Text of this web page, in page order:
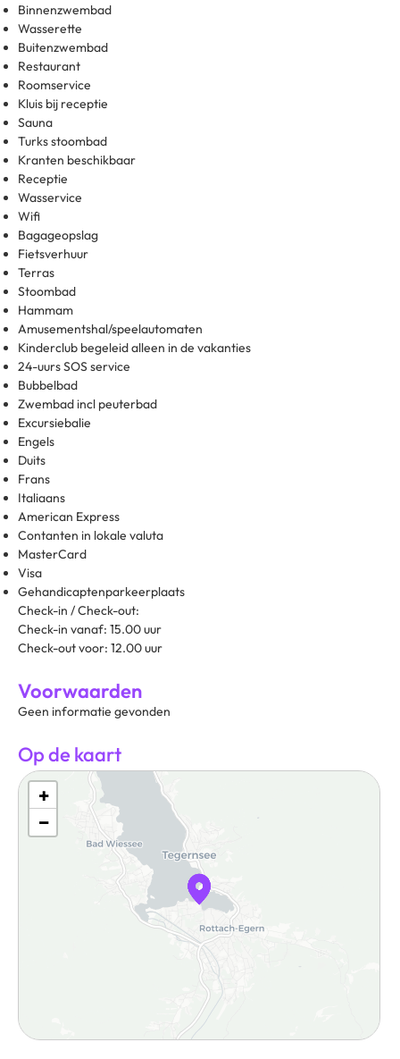
Binnenzwembad
Wasserette
Buitenzwembad
Restaurant
Roomservice
Kluis bij receptie
Sauna
Turks stoombad
Kranten beschikbaar
Receptie
Wasservice
Wifi
Bagageopslag
Fietsverhuur
Terras
Stoombad
Hammam
Amusementshal/speelautomaten
Kinderclub begeleid alleen in de vakanties
24-uurs SOS service
Bubbelbad
Zwembad incl peuterbad
Excursiebalie
Engels
Duits
Frans
Italiaans
American Express
Contanten in lokale valuta
MasterCard
Visa
Gehandicaptenparkeerplaats
Check-in / Check-out:
Check-in vanaf: 15.00 uur
Check-out voor: 12.00 uur
Voorwaarden
Geen informatie gevonden
Op de kaart
+
−